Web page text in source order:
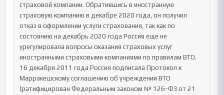
страховой компании. Обратившись в иностранную
страховую компанию в декабре 2020 года, он получил
отказ в оформлении услуги страхования, так как по
состоянию на декабрь 2020 года Россия еще не
урегулировала вопросы оказания страховых услуг
иностранными страховыми компаниями по правилам ВТО.
16 декабря 2011 года Россия подписала Протокол к
Марракешскому соглашению об учреждении ВТО
(ратифицирован Федеральным законом № 126-ФЗ от 21